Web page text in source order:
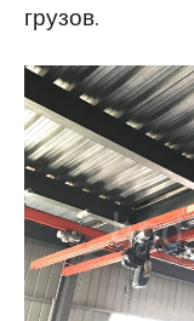
грузов.